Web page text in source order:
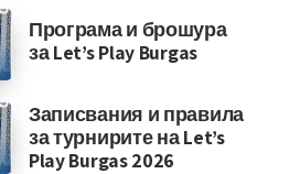
Програма и брошура
за Let’s Play Burgas
Записвания и правила
за турнирите на Let’s
Play Burgas 2026